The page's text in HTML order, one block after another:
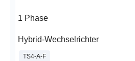
1 Phase
Hybrid-Wechselrichter
TS4-A-F